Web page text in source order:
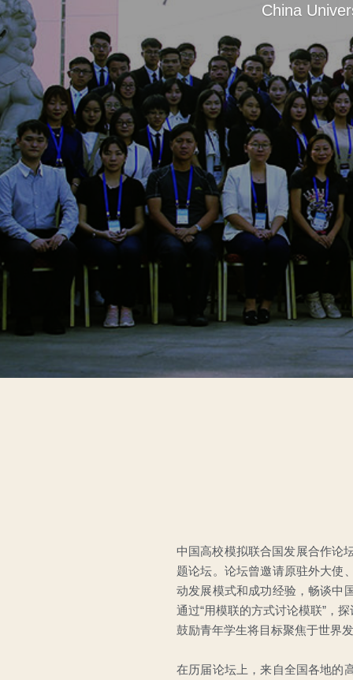
China
中国高校模拟联合国发展合作论
题论坛。论坛曾邀请原驻外大使
动发展模式和成功经验，畅谈中
通过“用模联的方式讨论模联”，
鼓励青年学生将目标聚焦于世界
在历届论坛上，来自全国各地的